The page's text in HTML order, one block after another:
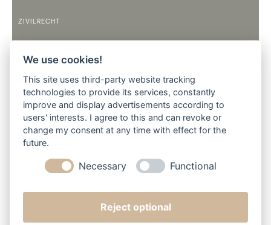
ZIVILRECHT
9:00 BIS 12:00 UHR
14:00 BIS 17:30 UHR
DIENSTAG
9:00 BIS 12:00 UHR
14:00 BIS 17:30 UHR
9:00 BIS 12:00 UHR
9:00 BIS 12:00 UHR
We use cookies!
This site uses third-party website tracking
technologies to provide its services, constantly
improve and display advertisements according to
users' interests. I agree to this and can revoke or
change my consent at any time with effect for the
future.
Necessary Functional
Reject optional